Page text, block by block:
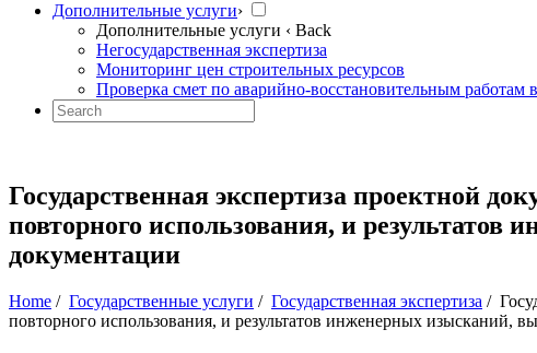
Дополнительные услуги›
Дополнительные услуги ‹ Back
Негосударственная экспертиза
Мониторинг цен строительных ресурсов
Проверка смет по аварийно-восстановительным
Государственная экспертиза проектной
повторного использования, и
документации
Home / Государственные услуги / Государственная экспертиза /
повторного использования, и результатов инженерных изысканий,